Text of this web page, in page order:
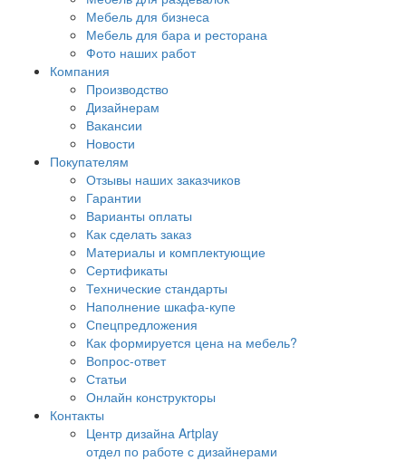
Мебель для бизнеса
Мебель для бара и ресторана
Фото наших работ
Компания
Производство
Дизайнерам
Вакансии
Новости
Покупателям
Отзывы наших заказчиков
Гарантии
Варианты оплаты
Как сделать заказ
Материалы и комплектующие
Сертификаты
Технические стандарты
Наполнение шкафа-купе
Спецпредложения
Как формируется цена на мебель?
Вопрос-ответ
Статьи
Онлайн конструкторы
Контакты
Центр дизайна Artplay
отдел по работе с дизайнерами